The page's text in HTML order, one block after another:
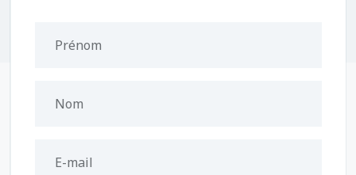
Prénom
Nom
E-mail